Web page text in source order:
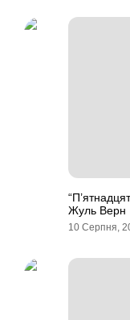
Жуль Верн
10 Серпня,